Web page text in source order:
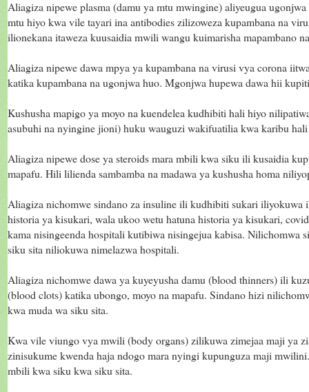
Aliagiza nipewe plasma (damu ya mtu mwingine) aliyeugua
mtu hiyo kwa vile tayari ina antibodies zilizoweza kupambana na
ilionekana itaweza kuusaidia mwili wangu kuimarisha mapambano
Aliagiza nipewe dawa mpya ya kupambana na virusi vya corona
katika kupambana na ugonjwa huo. Mgonjwa hupewa dawa hii
Kushusha mapigo ya moyo na kuendelea kudhibiti hali hiyo
asubuhi na nyingine jioni) huku wauguzi wakifuatilia kwa karibu
Aliagiza nipewe dose ya steroids mara mbili kwa siku ili kusaidia
mapafu. Hili lilienda sambamba na madawa ya kushusha homa
Aliagiza nichomwe sindano za insuline ili kudhibiti sukari iliyokuwa
historia ya kisukari, wala ukoo wetu hatuna historia ya kisukari,
kama nisingeenda hospitali kutibiwa nisingejua kabisa. Nilichomwa
siku sita niliokuwa nimelazwa hospitali.
Aliagiza nichomwe dawa ya kuyeyusha damu (blood thinners) ili
(blood clots) katika ubongo, moyo na mapafu. Sindano hizi
kwa muda wa siku sita.
Kwa vile viungo vya mwili (body organs) zilikuwa zimejaa maji ya
zinisukume kwenda haja ndogo mara nyingi kupunguza maji
mbili kwa siku kwa siku sita.